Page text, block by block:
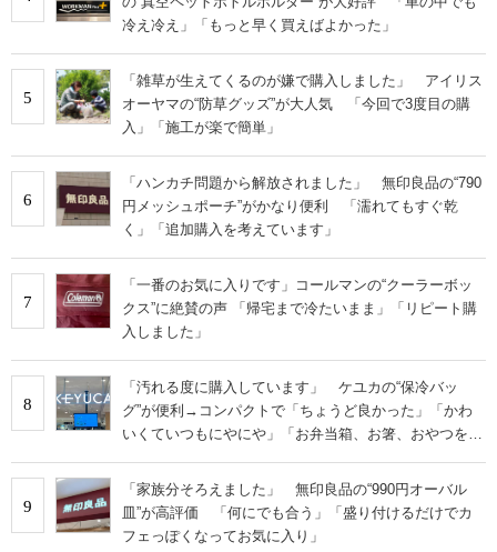
冷え冷え」「もっと早く買えばよかった」
5
「雑草が生えてくるのが嫌で購入しました」 アイリス
オーヤマの“防草グッズ”が大人気 「今回で3度目の購
入」「施工が楽で簡単」
6
「ハンカチ問題から解放されました」 無印良品の“790
円メッシュポーチ”がかなり便利 「濡れてもすぐ乾
く」「追加購入を考えています」
7
「一番のお気に入りです」コールマンの“クーラーボッ
クス”に絶賛の声 「帰宅まで冷たいまま」「リピート購
入しました」
8
「汚れる度に購入しています」 ケユカの“保冷バッ
グ”が便利→コンパクトで「ちょうど良かった」「かわ
いくていつもにやにや」「お弁当箱、お箸、おやつを入
9
「家族分そろえました」 無印良品の“990円オーバル
皿”が高評価 「何にでも合う」「盛り付けるだけでカ
フェっぽくなってお気に入り」